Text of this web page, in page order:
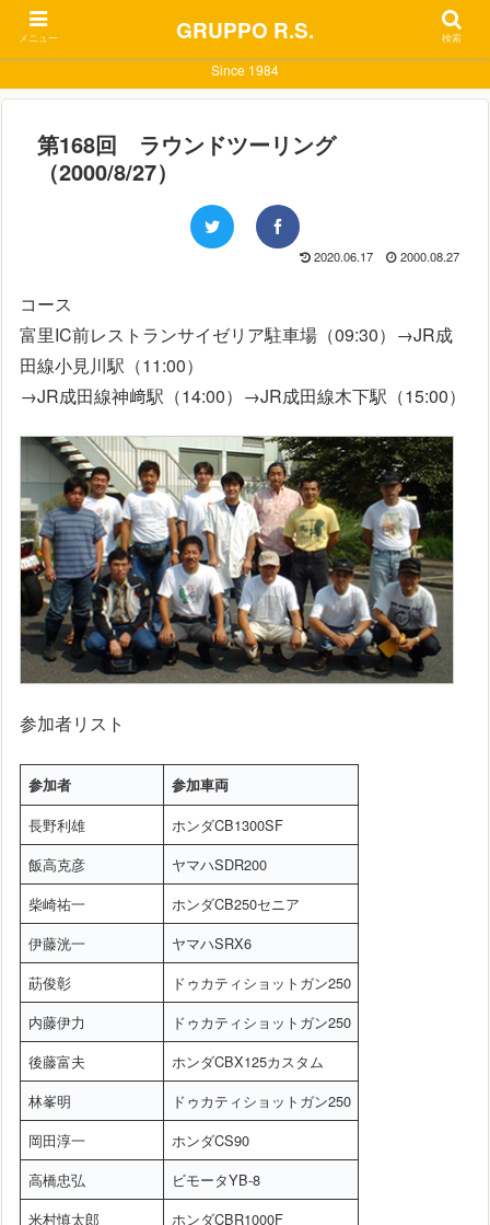
Since 1984
第168回 ラウンドツーリング
（2000/8/27）
2020.06.17 2000.08.27
コース
富里IC前レストランサイゼリア駐車場（09:30）→JR成
田線小見川駅（11:00）
→JR成田線神﨑駅（14:00）→JR成田線木下駅（15:00）
参加者リスト
参加者 参加車両
長野利雄
ホンダCB1300SF
飯高克彦
ヤマハSDR200
柴崎祐一
ホンダCB250セニア
伊藤洸一
ヤマハSRX6
莇俊彰
ドゥカティショットガン250
内藤伊力
ドゥカティショットガン250
後藤富夫
ホンダCBX125カスタム
林峯明
ドゥカティショットガン250
岡田淳一
ホンダCS90
高橋忠弘
ビモータYB-8
米村慎太郎
ホンダCBR1000F
メニュー GRUPPO R.S. 検索